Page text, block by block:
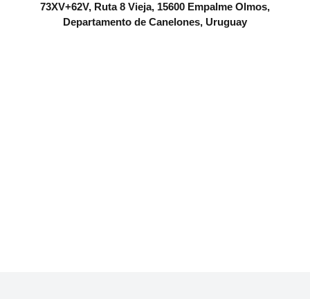
73XV+62V, Ruta 8 Vieja, 15600 Empalme Olmos,
Departamento de Canelones, Uruguay